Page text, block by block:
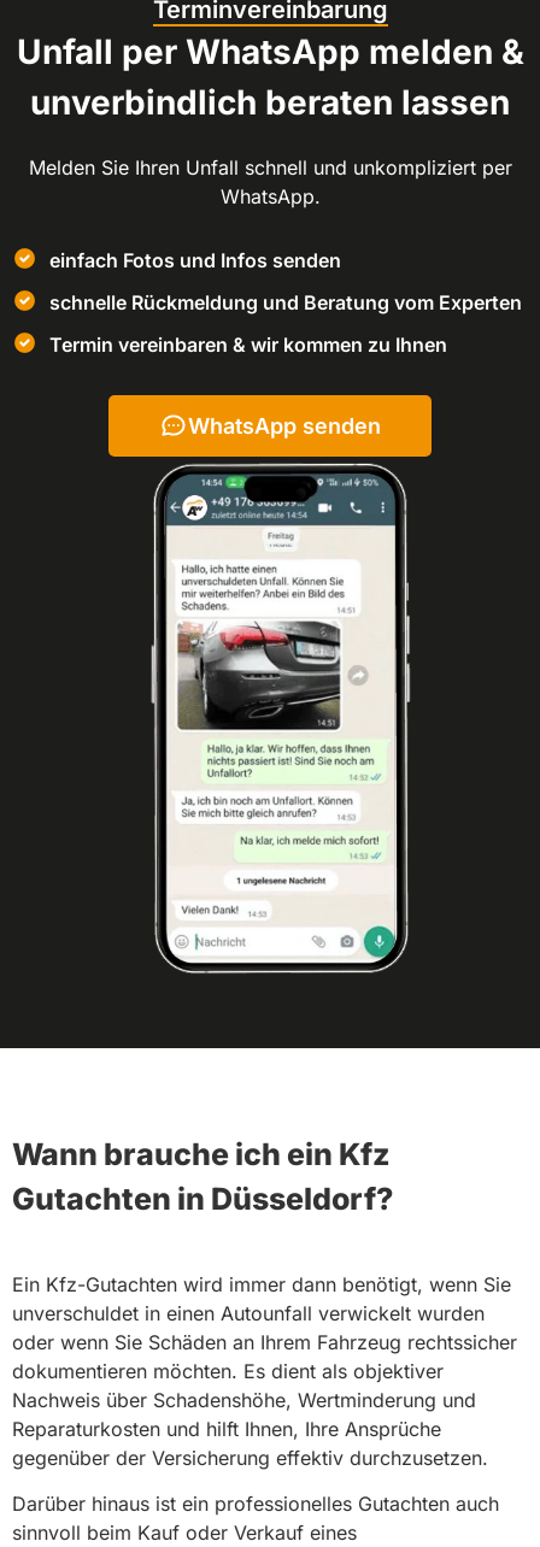
Terminvereinbarung
Unfall per WhatsApp melden &
unverbindlich beraten lassen
Melden Sie Ihren Unfall schnell und unkompliziert per
WhatsApp.
einfach Fotos und Infos senden
schnelle Rückmeldung und Beratung vom Experten
Termin vereinbaren & wir kommen zu Ihnen
WhatsApp senden
Wann brauche ich ein Kfz
G utachten in Düsseldorf?
Ein Kfz-Gutachten wird immer dann benötigt, wenn Sie
unverschuldet in einen Autounfall verwickelt wurden
oder wenn Sie Schäden an Ihrem Fahrzeug rechtssicher
dokumentieren möchten. Es dient als objektiver
Nachweis über Schadenshöhe, Wertminderung und
Reparaturkosten und hilft Ihnen, Ihre Ansprüche
gegenüber der Versicherung effektiv durchzusetzen.
Darüber hinaus ist ein professionelles Gutachten auch
sinnvoll beim Kauf oder Verkauf eines